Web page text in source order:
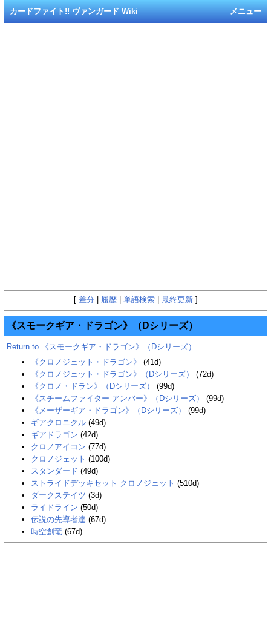
メニュー
カードファイト!! ヴァンガード Wiki
[ 差分 履歴| 単語検索| 最終更新]
《スモークギア・ドラゴン》（Dシリーズ）
Return to 《スモークギア・ドラゴン》（Dシリーズ）
《クロノジェット・ドラゴン》
(41d)
《クロノジェット・ドラゴン》（Dシリーズ）‎
(72d)
《クロノ・ドラン》（Dシリーズ）
(99d)
《スチームファイター アンバー》（Dシリーズ）
(99d)
《メーザーギア・ドラゴン》（Dシリーズ）
(99d)
ギアクロニクル (49d)
ギアドラゴン (42d)
クロノアイコン (77d)
クロノジェット (100d)
スタンダード (49d)
ストライドデッキセット クロノジェット (510d)
ダークステイツ (3d)
ライドライン (50d)
伝説の先導者達 (67d)
時空創竜 (67d)